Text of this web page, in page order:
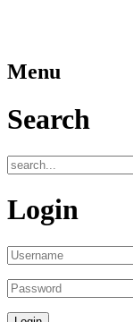
Menu
Search
Login